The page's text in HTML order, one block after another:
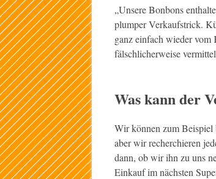
„Unsere Bonbons
plumper Verkaufstrick.
ganz einfach wieder
fälschlicherweise
Was kann der
Wir können zum Beispiel
aber wir recherchieren
dann, ob wir ihn zu uns
Einkauf im nächsten